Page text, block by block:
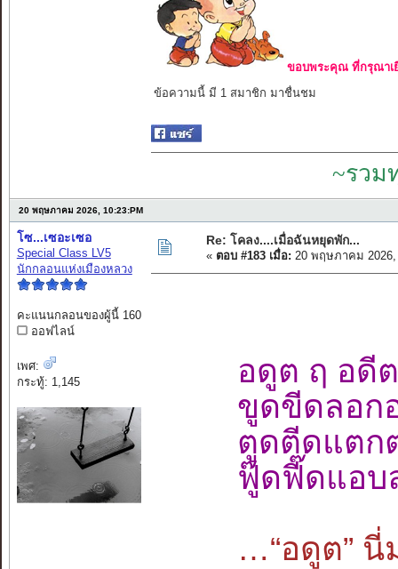
ขอบพระคุณ ที่กรุณาเ
ข้อความนี้ มี 1 สมาชิก มาชื่นชม
~รวม
20 พฤษภาคม 2026, 10:23:PM
โซ...เซอะเซอ
Special Class LV5
นักกลอนแห่งเมืองหลวง
คะแนนกลอนของผู้นี้ 160
ออฟไลน์
เพศ:
กระทู้: 1,145
Re: โคลง....เมื่อฉันหยุดพัก...
« ตอบ #183 เมื่อ: 20 พฤษภาคม 2026,
อดูต ฤ อดี
ขูดขีดลอก
ตูดตีดแตก
ฟู๊ดฟี๊ดแอบ
…“อดูต”